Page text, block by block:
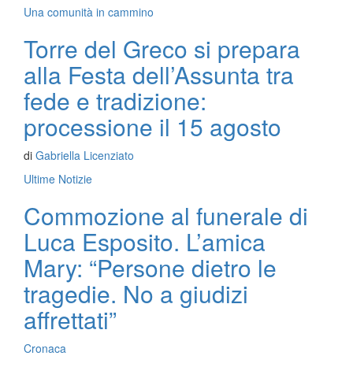
Una comunità in cammino
Torre del Greco si prepara
alla Festa dell’Assunta tra
fede e tradizione:
processione il 15 agosto
di Gabriella Licenziato
Ultime Notizie
Commozione al funerale di
Luca Esposito. L’amica
Mary: “Persone dietro le
tragedie. No a giudizi
affrettati”
Cronaca